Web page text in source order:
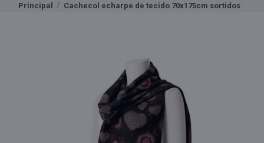
Principal Cachecol echarpe de tecido 70x175cm sortidos